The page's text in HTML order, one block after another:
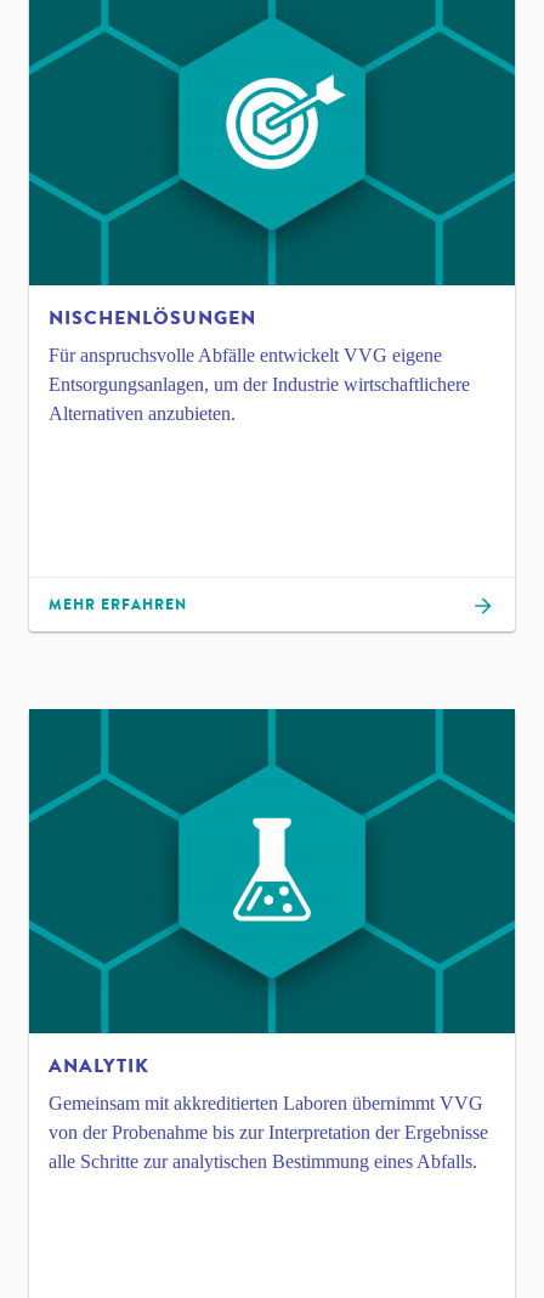
NISCHEN­LÖSUNGEN
Für anspruchsvolle Abfälle entwickelt VVG eigene
Entsorgungsanlagen, um der Industrie wirtschaftlichere
Alternativen anzubieten.
MEHR ERFAHREN
ANALYTIK
Gemeinsam mit akkreditierten Laboren übernimmt VVG
von der Probenahme bis zur Interpretation der Ergebnisse
alle Schritte zur analytischen Bestimmung eines Abfalls.